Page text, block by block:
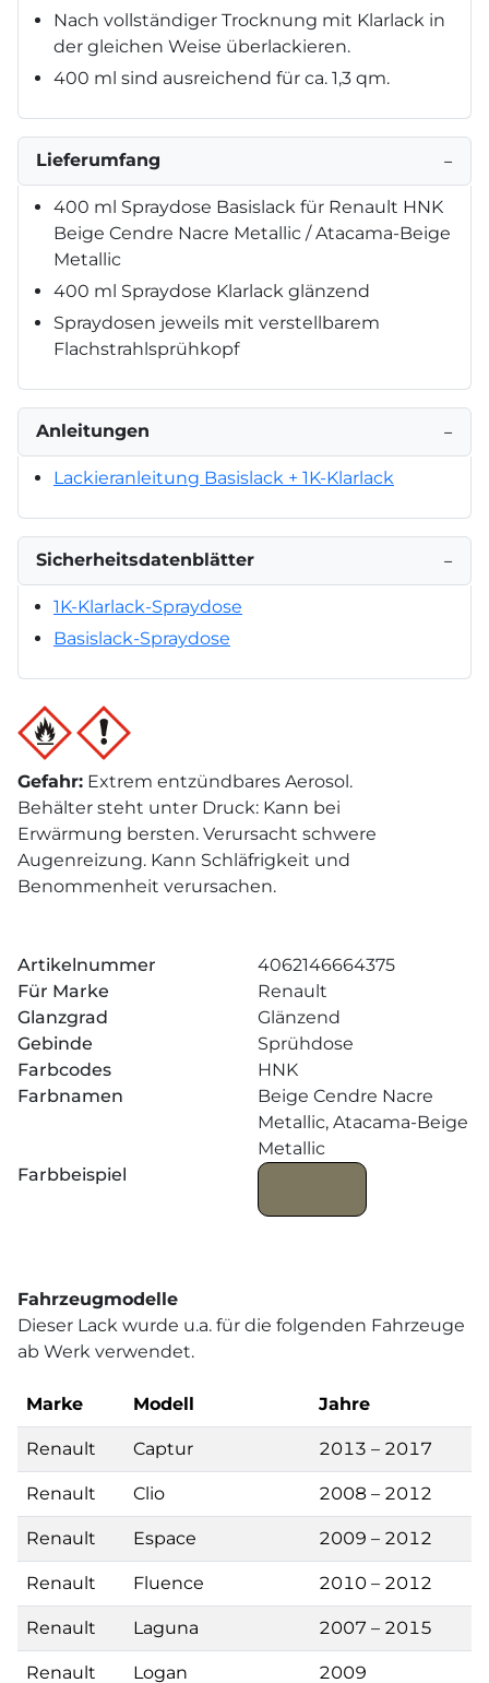
Nach vollständiger Trocknung mit Klarlack in
der gleichen Weise überlackieren.
400 ml sind ausreichend für ca. 1,3 qm.
Lieferumfang −
400 ml Spraydose Basislack für Renault HNK
Beige Cendre Nacre Metallic / Atacama-Beige
Metallic
400 ml Spraydose Klarlack glänzend
Spraydosen jeweils mit verstellbarem
Flachstrahlsprühkopf
Anleitungen −
Lackieranleitung Basislack + 1K-Klarlack
Sicherheitsdatenblätter −
1K-Klarlack-Spraydose
Basislack-Spraydose
Gefahr: Extrem entzündbares Aerosol.
Behälter steht unter Druck: Kann bei
Erwärmung bersten. Verursacht schwere
Augenreizung. Kann Schläfrigkeit und
Benommenheit verursachen.
Artikelnummer
4062146664375
Für Marke
Renault
Glanzgrad
Glänzend
Gebinde
Sprühdose
Farbcodes
HNK
Farbnamen
Beige Cendre Nacre
Metallic, Atacama-Beige
Metallic
Farbbeispiel
Fahrzeugmodelle
Dieser Lack wurde u.a. für die folgenden Fahrzeuge
ab Werk verwendet.
Marke Modell Jahre
Renault Captur 2013 – 2017
Renault Clio 2008 – 2012
Renault Espace 2009 – 2012
Renault Fluence 2010 – 2012
Renault Laguna 2007 – 2015
Renault Logan 2009